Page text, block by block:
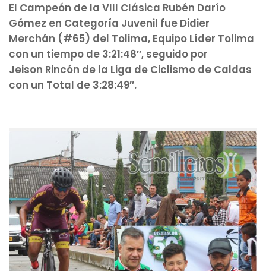
El Campeón de la VIII Clásica Rubén Darío
Gómez en Categoría Juvenil fue Didier
Merchán (#65) del Tolima, Equipo Líder Tolima
con un tiempo de 3:21:48″, seguido por
Jeison Rincón de la Liga de Ciclismo de Caldas
con un Total de 3:28:49″.